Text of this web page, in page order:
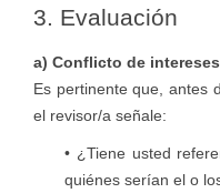
3. Evaluación
a) Conflicto de intereses
Es pertinente que, antes
el revisor/a señale:
• ¿Tiene usted
quiénes serían el o